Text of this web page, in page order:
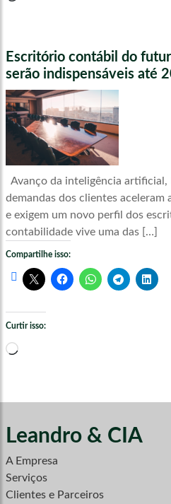
Escritório contábil do
serão indispensáveis até
Avanço da inteligência artificial,
demandas dos clientes
e exigem um novo perfil dos
contabilidade vive uma das […]
Compartilhe isso:
Curtir isso:
Carregando...
Leandro & CIA
A Empresa
Serviços
Clientes e Parceiros